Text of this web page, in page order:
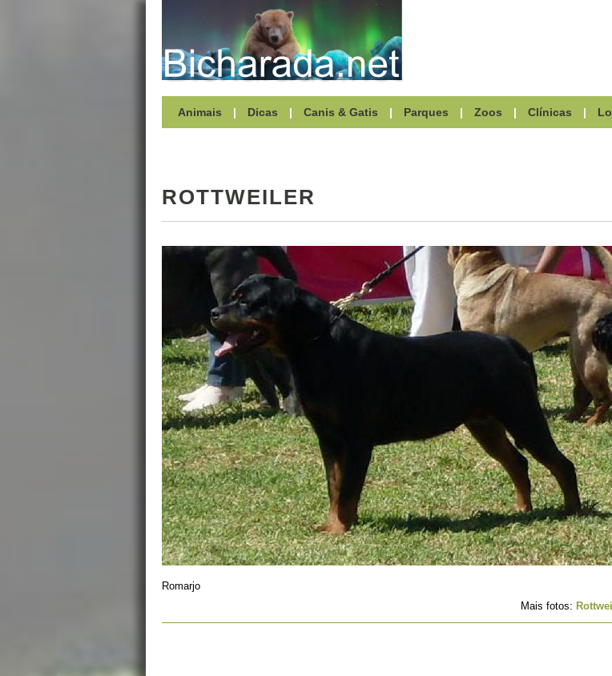
Animais | Dicas | Canis & Gatis | Parques | Zoos | Clínicas |
ROTTWEILER
Romarjo
Mais fotos: